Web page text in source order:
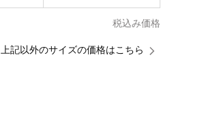
税込み価格
上記以外のサイズの価格はこちら